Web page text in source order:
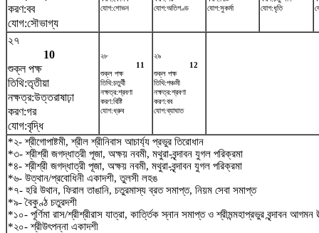
করণ:বব
যোগ:সৌভাগ্য
যোগ:শোভন
যোগ:অতিগণ্ড
যোগ:সুকর্মা
যোগ:ধৃতি
২৭
10
শুক্ল পক্ষ
তিথি:তৃতীয়া
নক্ষত্র:উত্তরাষাঢ়া
করণ:গর
যোগ:বৃদ্ধি
২৮
11
শুক্ল পক্ষ
তিথি:চতুর্থী
নক্ষত্র:শ্রবণা
করণ:বিষ্টি
যোগ:ধ্রুব
২৯
12
শুক্ল পক্ষ
তিথি:পঞ্চমী
নক্ষত্র:শ্রবণা
করণ:বব
যোগ:ব্যাঘাত
*২- শ্রীগোপাষ্টমী, শ্রীল শ্রীনিবাস আচার্য্য প্রভুর তিরোধান
*৩- শ্রীশ্রী জগদ্ধাত্রী পূজা, অক্ষয় নবমী, মথুরা-বৃন্দাবন যুগল পরিক্রমা
*৪- শ্রীশ্রী জগদ্ধাত্রী পূজা, অক্ষয় নবমী, মথুরা-বৃন্দাবন যুগল পরিক্রমা
*৬- উত্থান/প্রবোধিনী একাদশী, তুলসী লহঙ
*৭- হরি উথান, ফিরাল তাঙানি, চতুরমাস্য ব্রত সমাপ্ত, নিয়ম সেবা সমাপ্ত
*৯- বৈকুণ্ঠ চতুরদশী
*১০- পূর্ণিমা রাস/শ্রীশ্রীরাস যাত্রা, কার্ত্তিক স্নান সমাপ্ত ও শ্রীমন্মহাপ্রভুর বৃন্দাবন আগমন
*২০- শ্রীউৎপন্না একাদশী